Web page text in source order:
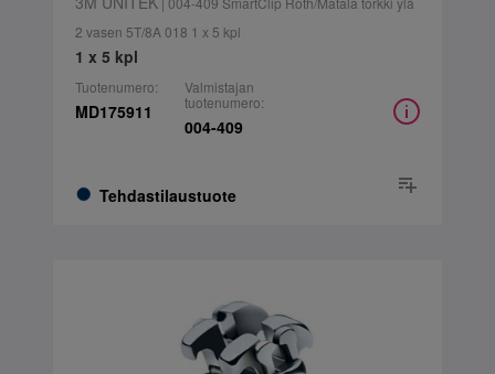
2 vasen 5T/8A 018 1 x 5 kpl
1 x 5 kpl
Tuotenumero:
MD175911
Tehdastilaustuote
Valmistajan
tuotenumero:
004-409